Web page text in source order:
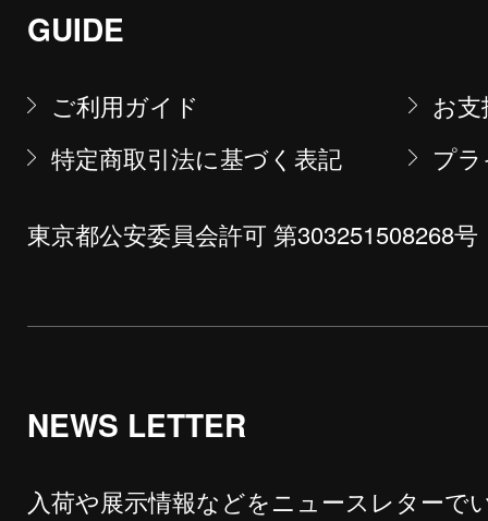
GUIDE
ご利用ガイド
お
特定商取引法に基づく表記
プ
東京都公安委員会許可 第303251508268号
NEWS LETTER
入荷や展示情報などをニュースレターで